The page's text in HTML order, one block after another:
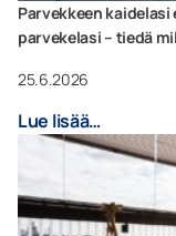
Parvekkeen kaidelasi
parvekelasi – tiedä
25.6.2026
Lue lisää…